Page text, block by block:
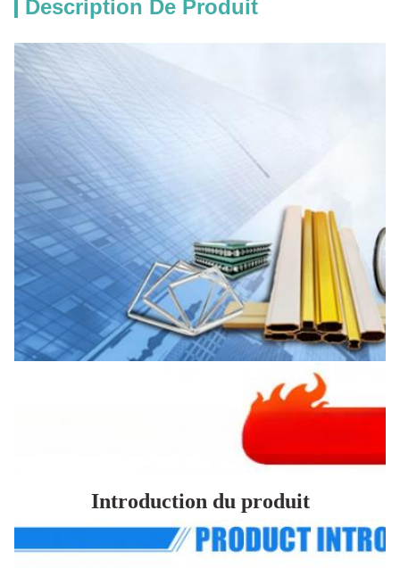
Description De Produit
Introduction du produit